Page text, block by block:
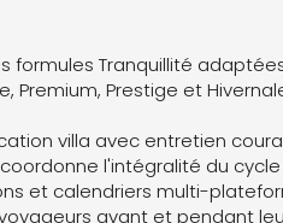
formules Tranquillité
Premium, Prestige et
villa avec entretien
l'intégralité du
et calendriers multi-
avant et pendant